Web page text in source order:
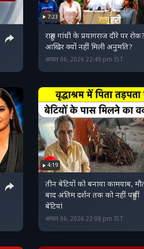
7:23
राहुल गांधी के प्रयागराज दौरे पर
आखिर क्यों नहीं मिली अनुमति?
अगस्त 06, 2026 22:49 pm IST
4:19
तीन बेटियों को बनाया कामयाब,
बाद अंतिम दर्शन तक को नहीं पहुंचीं
बेटियां
अगस्त 06, 2026 22:08 pm IST